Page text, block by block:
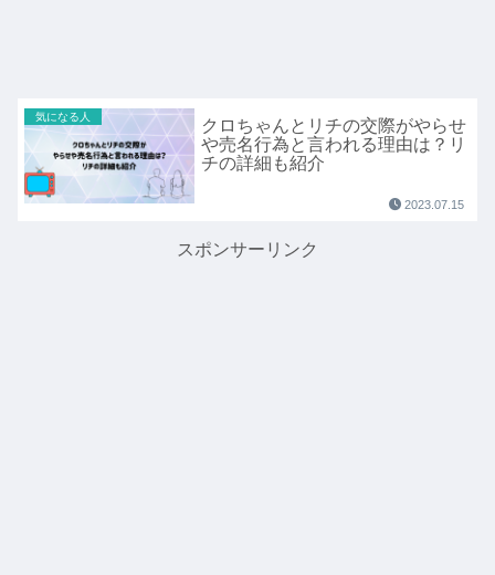
気になる人
クロちゃんとリチの交際がやらせ
や売名行為と言われる理由は？リ
チの詳細も紹介
2023.07.15
スポンサーリンク